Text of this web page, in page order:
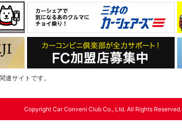
連サイトです。
Copyright Car Conveni Club Co., Ltd. All Rights Reserved.